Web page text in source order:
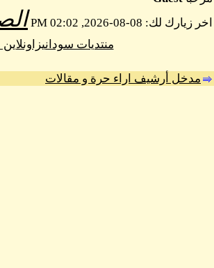
اخر زيارك لك: 08-08-2026, 02:02 PM
منتديات سودانيزاونلاين
مدخل أرشيف اراء حرة و مقالات